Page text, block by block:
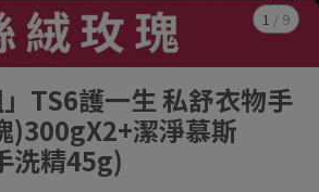
1 / 9
」TS6護一生 私舒衣物手
)300gX2+潔淨慕斯
洗精45g)